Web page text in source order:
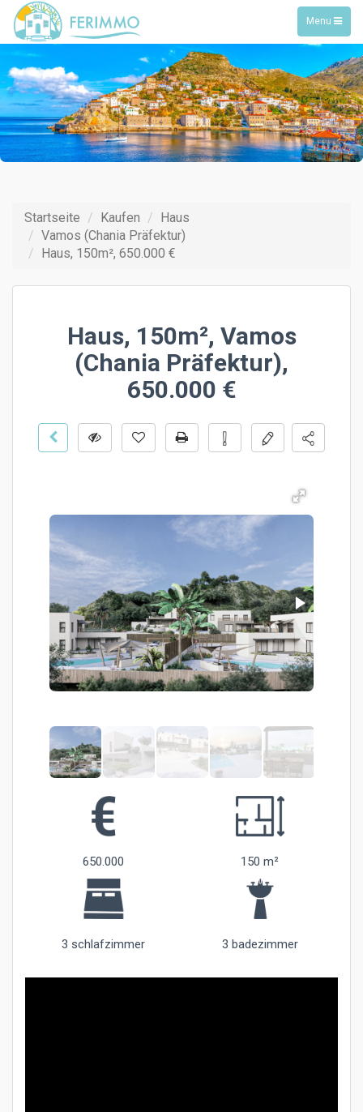
Toggle
navigation
Menu
Startseite Kaufen
Haus
Vamos (Chania Präfektur)
Haus, 150m², 650.000 €
Haus, 150m², Vamos
(Chania Präfektur),
650.000 €
650.000 150 m²
3 schlafzimmer 3 badezimmer